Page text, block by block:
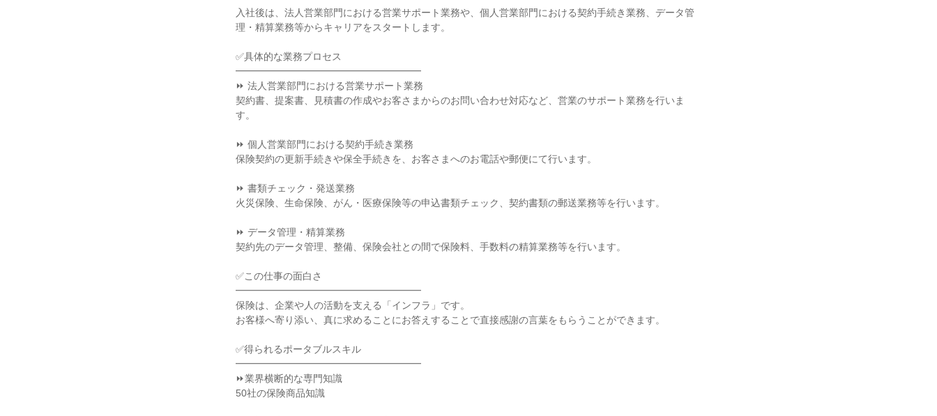
入社後は、法人営業部門における営業サポート業務や、個人営業部門における契約手続き業務、データ管
理・精算業務等からキャリアをスタートします。
✅具体的な業務プロセス
━━━━━━━━━━━━━━━━━━━
⏩ 法人営業部門における営業サポート業務
契約書、提案書、見積書の作成やお客さまからのお問い合わせ対応など、営業のサポート業務を行いま
す。
⏩ 個人営業部門における契約手続き業務
保険契約の更新手続きや保全手続きを、お客さまへのお電話や郵便にて行います。
⏩ 書類チェック・発送業務
火災保険、生命保険、がん・医療保険等の申込書類チェック、契約書類の郵送業務等を行います。
⏩ データ管理・精算業務
契約先のデータ管理、整備、保険会社との間で保険料、手数料の精算業務等を行います。
✅この仕事の面白さ
━━━━━━━━━━━━━━━━━━━
保険は、企業や人の活動を支える「インフラ」です。
お客様へ寄り添い、真に求めることにお答えすることで直接感謝の言葉をもらうことができます。
✅得られるポータブルスキル
━━━━━━━━━━━━━━━━━━━
⏩業界横断的な専門知識
50社の保険商品知識